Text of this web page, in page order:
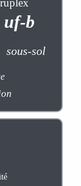
uf-b
sous-sol